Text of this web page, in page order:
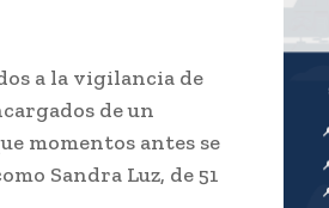
a la vigilancia de
de un
momentos antes se
Sandra Luz, de 51